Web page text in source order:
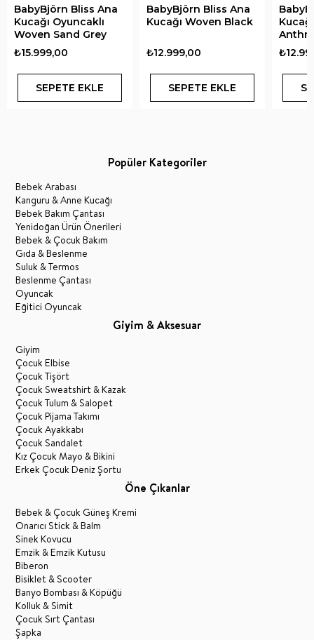
BabyBjörn Bliss Ana
Kucağı Oyuncaklı
Woven Sand Grey
₺15.999,00
SEPETE EKLE
BabyBjörn Bliss Ana
Kucağı Woven Black
₺12.999,00
SEPETE EKLE
Popüler Kategoriler
Bebek Arabası
Kanguru & Anne Kucağı
Bebek Bakım Çantası
Yenidoğan Ürün Önerileri
Bebek & Çocuk Bakım
Gıda & Beslenme
Suluk & Termos
Beslenme Çantası
Oyuncak
Eğitici Oyuncak
Giyim & Aksesuar
Giyim
Çocuk Elbise
Çocuk Tişört
Çocuk Sweatshirt & Kazak
Çocuk Tulum & Salopet
Çocuk Pijama Takımı
Çocuk Ayakkabı
Çocuk Sandalet
Kız Çocuk Mayo & Bikini
Erkek Çocuk Deniz Şortu
Öne Çıkanlar
Bebek & Çocuk Güneş Kremi
Onarıcı Stick & Balm
Sinek Kovucu
Emzik & Emzik Kutusu
Biberon
Bisiklet & Scooter
Banyo Bombası & Köpüğü
Kolluk & Simit
Çocuk Sırt Çantası
Şapka